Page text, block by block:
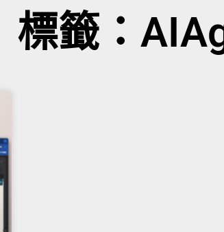
標籤：